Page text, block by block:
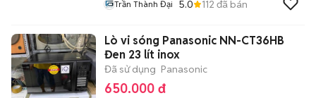
Trần Thành Đại 5.0 112 đã bán
Lò vi sóng Panasonic NN-CT36HB
Đen 23 lít inox
Đã sử dụng Panasonic
650.000 đ